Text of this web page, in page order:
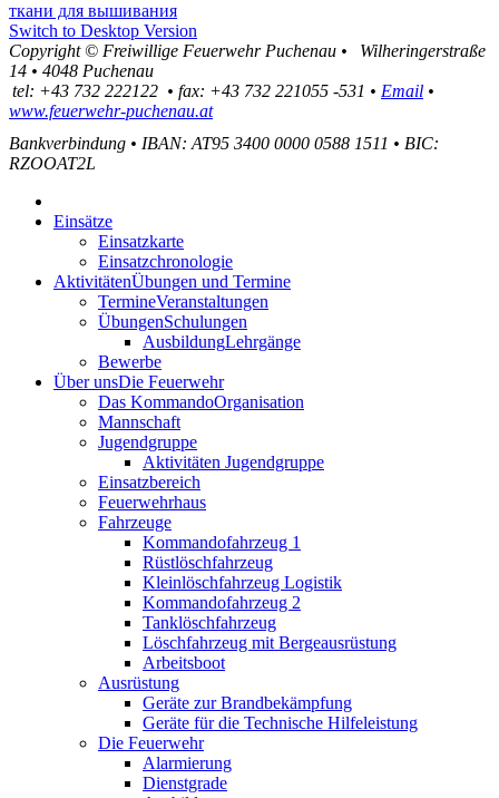
ткани для вышивания
Switch to Desktop Version
Copyright © Freiwillige Feuerwehr Puchenau •
Wilheringerstraße
14 • 4048 Puchenau
tel: +43 732 222122 • fax: +43 732 221055 -531 • Email •
www.feuerwehr-puchenau.at
Bankverbindung • IBAN: AT95 3400 0000 0588 1511 • BIC:
RZOOAT2L
Einsätze
Einsatzkarte
Einsatzchronologie
AktivitätenÜbungen und Termine
TermineVeranstaltungen
ÜbungenSchulungen
AusbildungLehrgänge
Bewerbe
Über unsDie Feuerwehr
Das KommandoOrganisation
Mannschaft
Jugendgruppe
Aktivitäten Jugendgruppe
Einsatzbereich
Feuerwehrhaus
Fahrzeuge
Kommandofahrzeug 1
Rüstlöschfahrzeug
Kleinlöschfahrzeug Logistik
Kommandofahrzeug 2
Tanklöschfahrzeug
Löschfahrzeug mit Bergeausrüstung
Arbeitsboot
Ausrüstung
Geräte zur Brandbekämpfung
Geräte für die Technische Hilfeleistung
Die Feuerwehr
Alarmierung
Dienstgrade